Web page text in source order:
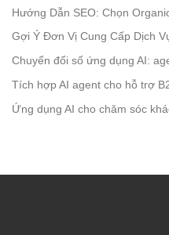
Hướng Dẫn SEO: Chọn
Gợi Ý Đơn Vị Cung Cấp Dịch
Chuyển đổi số ứng dụng AI:
Tích hợp AI agent cho hỗ trợ
Ứng dụng AI cho chăm sóc